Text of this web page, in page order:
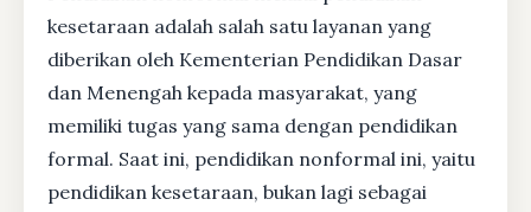
kesetaraan adalah salah satu layanan yang
diberikan oleh Kementerian Pendidikan Dasar
dan Menengah kepada masyarakat, yang
memiliki tugas yang sama dengan pendidikan
formal. Saat ini, pendidikan nonformal ini, yaitu
pendidikan kesetaraan, bukan lagi sebagai